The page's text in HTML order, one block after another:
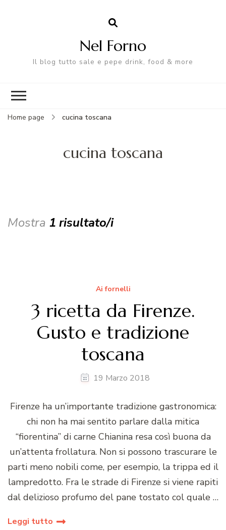
Nel Forno
Il blog tutto sale e pepe drink, food & more
Home page cucina toscana
cucina toscana
Mostra 1 risultato/i
Ai fornelli
3 ricetta da Firenze.
Gusto e tradizione
toscana
19 Marzo 2018
Firenze ha un’importante tradizione gastronomica:
chi non ha mai sentito parlare dalla mitica
“fiorentina” di carne Chianina resa così buona da
un’attenta frollatura. Non si possono trascurare le
parti meno nobili come, per esempio, la trippa ed il
lampredotto. Fra le strade di Firenze si viene rapiti
dal delizioso profumo del pane tostato col quale …
Leggi tutto